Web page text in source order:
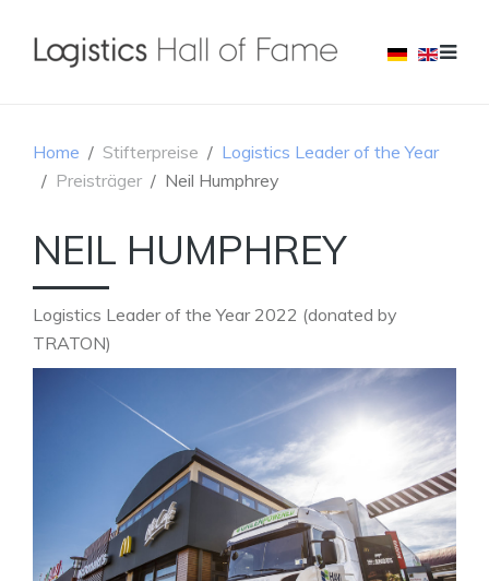
Home Stifterpreise
Logistics Leader of the Year
Preisträger
Neil Humphrey
NEIL HUMPHREY
Logistics Leader of the Year 2022 (donated by
TRATON)